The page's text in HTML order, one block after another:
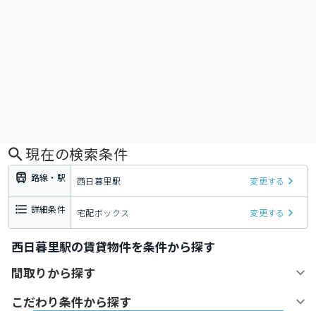
現在の検索条件
路線・駅 西日暮里駅 変更する
詳細条件 宅配ボックス 変更する
西日暮里駅の賃貸物件を条件から探す
間取りから探す
こだわり条件から探す